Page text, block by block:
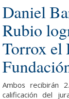
Daniel
Rubio
Torrox el
Ambos recibirán
calificación del